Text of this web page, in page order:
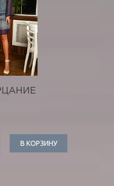
В КОРЗИНУ